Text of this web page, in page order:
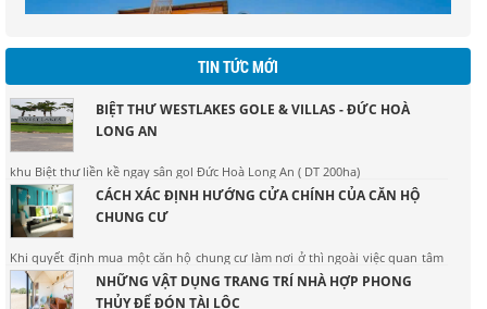
TIN TỨC MỚI
BIỆT THƯ WESTLAKES GOLE & VILLAS - ĐỨC HOÀ
LONG AN
khu Biệt thư liền kề ngay sân gol Đức Hoà Long An ( DT 200ha)
CÁCH XÁC ĐỊNH HƯỚNG CỬA CHÍNH CỦA CĂN HỘ
CHUNG CƯ
Khi quyết định mua một căn hộ chung cư làm nơi ở thì ngoài việc quan tâm
đến yếu tố giá cả, số tầng, hình dáng của căn hộ thì một vấn đề bạn cần hết
sức lưu ý là hướng cửa chính của căn hộ.
NHỮNG VẬT DỤNG TRANG TRÍ NHÀ HỢP PHONG
THỦY ĐỂ ĐÓN TÀI LỘC